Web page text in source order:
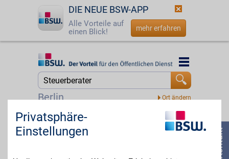
DIE NEUE BSW-APP
Alle Vorteile auf
einen Blick!
mehr erfahren
Startseite
☎ 0800 - 279 25 82
Berlin
Startseite
AdvoGarant.de
AdvoGarant.de - Wege
Privatsphäre-
Einstellungen